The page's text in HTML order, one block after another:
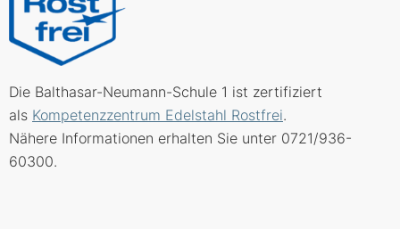
Die Balthasar-Neumann-Schule 1 ist zertifiziert
als Kompetenzzentrum Edelstahl Rostfrei.
Nähere Informationen erhalten Sie unter 0721/936-
60300.